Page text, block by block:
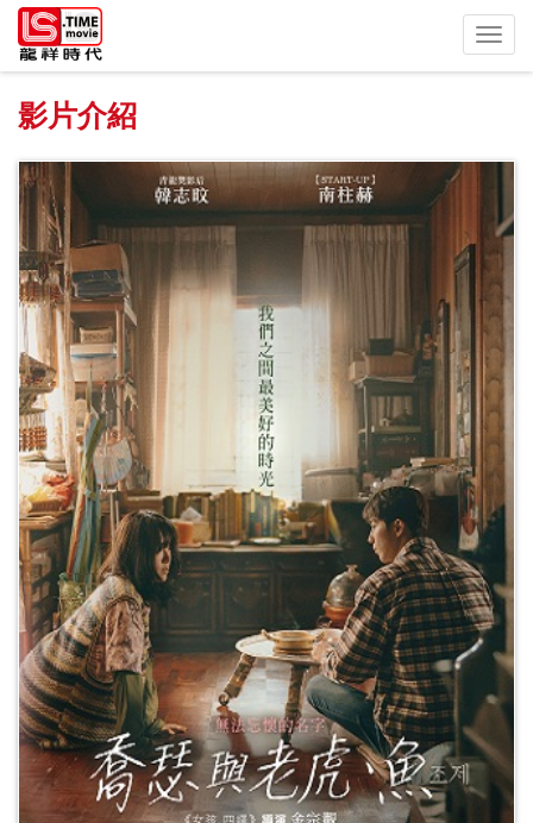
影片介紹